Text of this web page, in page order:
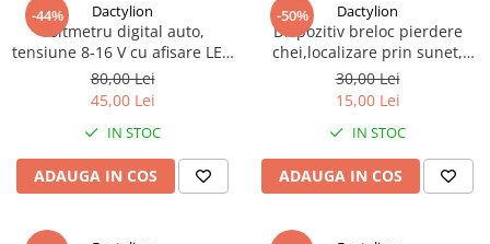
-44% Dactylion
Voltmetru digital auto,
tensiune 8-16 V cu afisare LED
- Negru
80,00 Lei
45,00 Lei
IN STOC
ADAUGA IN COS
-50% Dactylion
Dispozitiv breloc pierdere
chei,localizare prin sunet,
mini lanterna LED - Alb
30,00 Lei
15,00 Lei
IN STOC
ADAUGA IN COS